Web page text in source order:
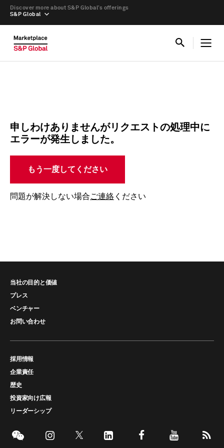
S&P Global
Discover more about S&P Global’s offerings
申しわけありませんがリクエストの処理中に
エラーが発生しました。
もう一度してください
問題が解決しない場合ご連絡 ください
当社の目的と価値
プレス
ベンチャー
お問い合わせ
採用情報
企業責任
歴史
投資家向け広報
リーダーシップ